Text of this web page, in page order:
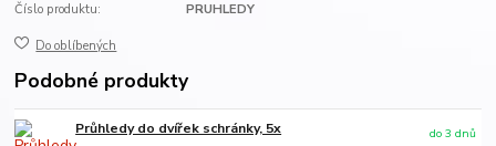
Číslo produktu: PRUHLEDY
Do oblíbených
Podobné produkty
Průhledy do dvířek schránky, 5x do 3 dnů